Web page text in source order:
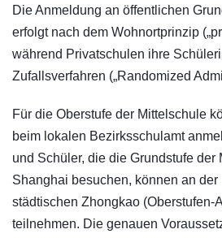
Die Anmeldung an öffentlichen
erfolgt nach dem Wohnortprinzip
während Privatschulen ihre
Zufallsverfahren („Randomized
Für die Oberstufe der Mittelschule
beim lokalen Bezirksschulamt
und Schüler, die die Grundstufe der
Shanghai besuchen, können an der
städtischen Zhongkao (Oberstufen-
teilnehmen. Die genauen